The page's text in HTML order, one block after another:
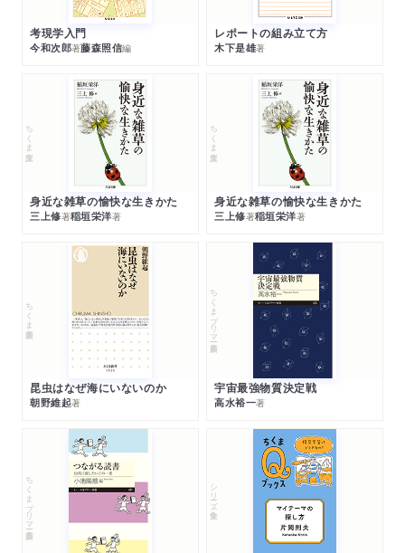
考現学入門
今和次郎著藤森照信編
レポートの組み立て方
木下是雄著
ちくま文庫
身近な雑草の愉快な生きかた
三上修著稲垣栄洋著
ちくま文庫
身近な雑草の愉快な生きかた
三上修著稲垣栄洋著
ちくま新書
昆虫はなぜ海にいないのか
朝野維起著
ちくまプリマー新書
宇宙最強物質決定戦
高水裕一著
ちくまプリマー新書 シリーズ・全集